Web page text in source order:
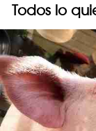
Todos lo